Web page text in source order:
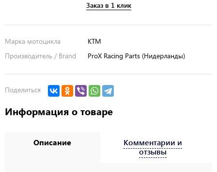
Заказ в 1 клик
Марка мотоцикла
KTM
Производитель / Brand
ProX Racing Parts (Нидерланды)
Поделиться
Информация о товаре
Описание
Комментарии и
отзывы